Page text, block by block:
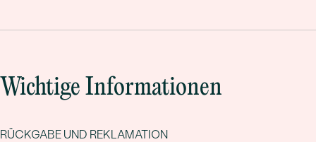
Wichtige Informationen
RÜCKGABE UND REKLAMATION